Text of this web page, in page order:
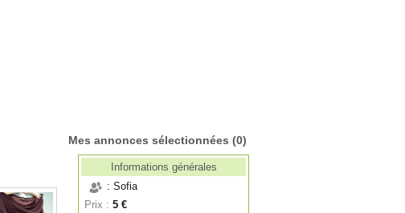
Mes annonces sélectionnées (0)
Informations générales
: Sofia
Prix : 5 €